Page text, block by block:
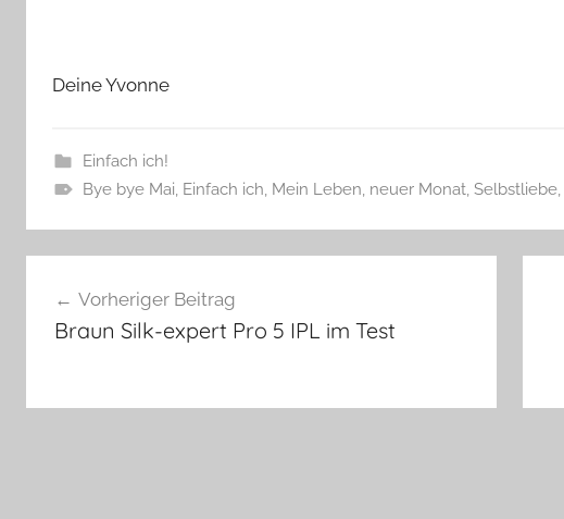
Deine Yvonne
Einfach ich!
Bye bye Mai, Einfach ich, Mein Leben, neuer Monat, Selbstliebe,
Vorheriger Beitrag
Braun Silk-expert Pro 5 IPL im Test